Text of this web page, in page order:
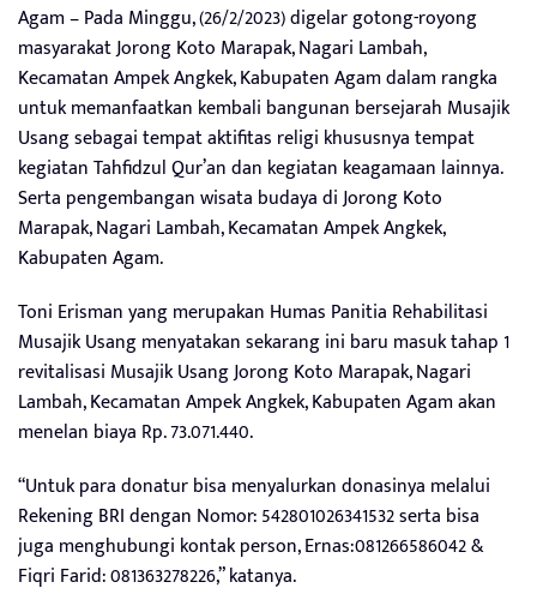
Agam – Pada Minggu, (26/2/2023) digelar gotong-royong
masyarakat Jorong Koto Marapak, Nagari Lambah,
Kecamatan Ampek Angkek, Kabupaten Agam dalam rangka
untuk memanfaatkan kembali bangunan bersejarah Musajik
Usang sebagai tempat aktifitas religi khususnya tempat
kegiatan Tahfidzul Qur’an dan kegiatan keagamaan lainnya.
Serta pengembangan wisata budaya di Jorong Koto
Marapak, Nagari Lambah, Kecamatan Ampek Angkek,
Kabupaten Agam.
Toni Erisman yang merupakan Humas Panitia Rehabilitasi
Musajik Usang menyatakan sekarang ini baru masuk tahap 1
revitalisasi Musajik Usang Jorong Koto Marapak, Nagari
Lambah, Kecamatan Ampek Angkek, Kabupaten Agam akan
menelan biaya Rp. 73.071.440.
“Untuk para donatur bisa menyalurkan donasinya melalui
Rekening BRI dengan Nomor: 542801026341532 serta bisa
juga menghubungi kontak person, Ernas:081266586042 &
Fiqri Farid: 081363278226,” katanya.